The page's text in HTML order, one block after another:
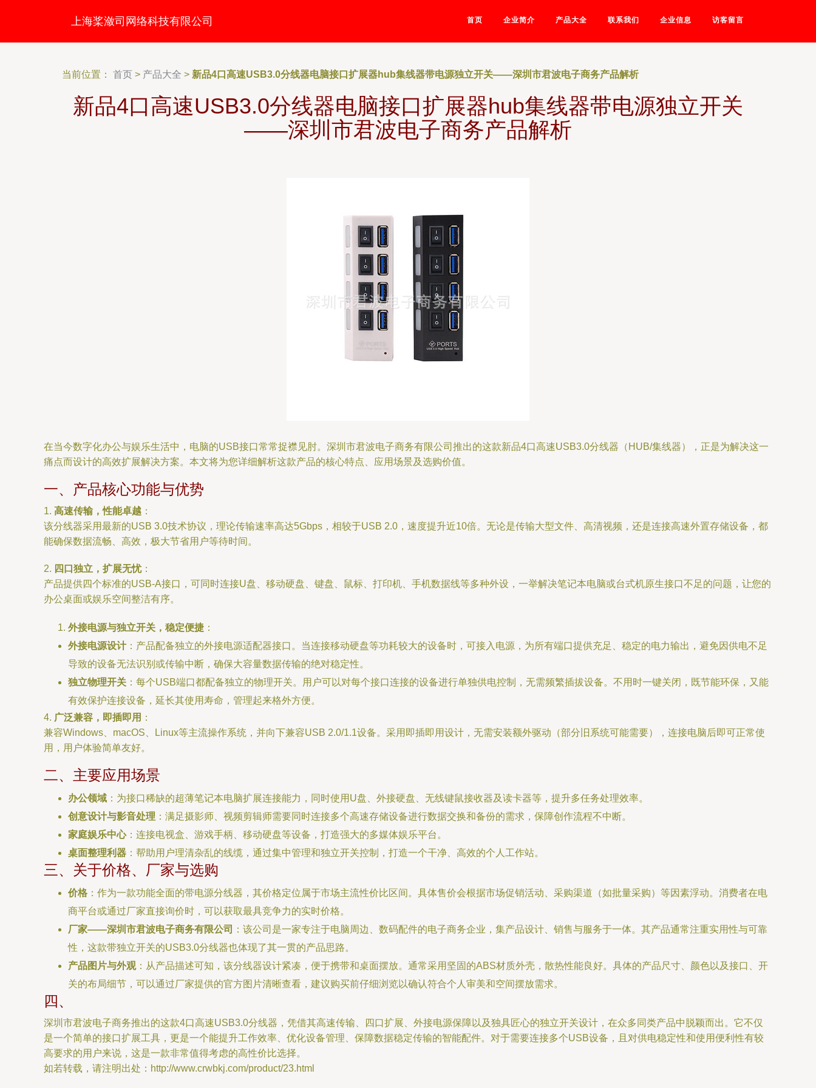
上海桨潋司网络科技有限公司 首页 企业简介 产品大全 联系我们 企业信息 访客留言
当前位置： 首页 > 产品大全 > 新品4口高速USB3.0分线器电脑接口扩展器hub集线器带电源独立开关——深圳市君波电子商务产品解析
新品4口高速USB3.0分线器电脑接口扩展器hub集线器带电源独立开关
——深圳市君波电子商务产品解析
在当今数字化办公与娱乐生活中，电脑的USB接口常常捉襟见肘。深圳市君波电子商务有限公司推出的这款新品4口高速USB3.0分线器（HUB/集线器），正是为解决这一
痛点而设计的高效扩展解决方案。本文将为您详细解析这款产品的核心特点、应用场景及选购价值。
一、产品核心功能与优势
1. 高速传输，性能卓越 ：
该分线器采用最新的USB 3.0技术协议，理论传输速率高达5Gbps，相较于USB 2.0，速度提升近10倍。无论是传输大型文件、高清视频，还是连接高速外置存储设备，都
能确保数据流畅、高效，极大节省用户等待时间。
2. 四口独立，扩展无忧：
产品提供四个标准的USB-A接口，可同时连接U盘、移动硬盘、键盘、鼠标、打印机、手机数据线等多种外设，一举解决笔记本电脑或台式机原生接口不足的问题，让您的
办公桌面或娱乐空间整洁有序。
外接电源与独立开关，稳定便捷 ：
外接电源设计：产品配备独立的外接电源适配器接口。当连接移动硬盘等功耗较大的设备时，可接入电源，为所有端口提供充足、稳定的电力输出，避免因供电不足
导致的设备无法识别或传输中断，确保大容量数据传输的绝对稳定性。
独立物理开关 ：每个USB端口都配备独立的物理开关。用户可以对每个接口连接的设备进行单独供电控制，无需频繁插拔设备。不用时一键关闭，既节能环保，又能
有效保护连接设备，延长其使用寿命，管理起来格外方便。
4. 广泛兼容，即插即用 ：
兼容Windows、macOS、Linux等主流操作系统，并向下兼容USB 2.0/1.1设备。采用即插即用设计，无需安装额外驱动（部分旧系统可能需要），连接电脑后即可正常使
用，用户体验简单友好。
二、主要应用场景
办公领域 ：为接口稀缺的超薄笔记本电脑扩展连接能力，同时使用U盘、外接硬盘、无线键鼠接收器及读卡器等，提升多任务处理效率。
创意设计与影音处理 ：满足摄影师、视频剪辑师需要同时连接多个高速存储设备进行数据交换和备份的需求，保障创作流程不中断。
家庭娱乐中心：连接电视盒、游戏手柄、移动硬盘等设备，打造强大的多媒体娱乐平台。
桌面整理利器 ：帮助用户理清杂乱的线缆，通过集中管理和独立开关控制，打造一个干净、高效的个人工作站。
三、关于价格、厂家与选购
价格 ：作为一款功能全面的带电源分线器，其价格定位属于市场主流性价比区间。具体售价会根据市场促销活动、采购渠道（如批量采购）等因素浮动。消费者在电
商平台或通过厂家直接询价时，可以获取最具竞争力的实时价格。
厂家——深圳市君波电子商务有限公司
：该公司是一家专注于电脑周边、数码配件的电子商务企业，集产品设计、销售与服务于一体。其产品通常注重实用性与可靠
性，这款带独立开关的USB3.0分线器也体现了其一贯的产品思路。
产品图片与外观：从产品描述可知，该分线器设计紧凑，便于携带和桌面摆放。通常采用坚固的ABS材质外壳，散热性能良好。具体的产品尺寸、颜色以及接口、开
关的布局细节，可以通过厂家提供的官方图片清晰查看，建议购买前仔细浏览以确认符合个人审美和空间摆放需求。
四、
深圳市君波电子商务推出的这款4口高速USB3.0分线器，凭借其高速传输、四口扩展、外接电源保障以及独具匠心的独立开关设计，在众多同类产品中脱颖而出。它不仅
是一个简单的接口扩展工具，更是一个能提升工作效率、优化设备管理、保障数据稳定传输的智能配件。对于需要连接多个USB设备，且对供电稳定性和使用便利性有较
高要求的用户来说，这是一款非常值得考虑的高性价比选择。
如若转载，请注明出处：http://www.crwbkj.com/product/23.html